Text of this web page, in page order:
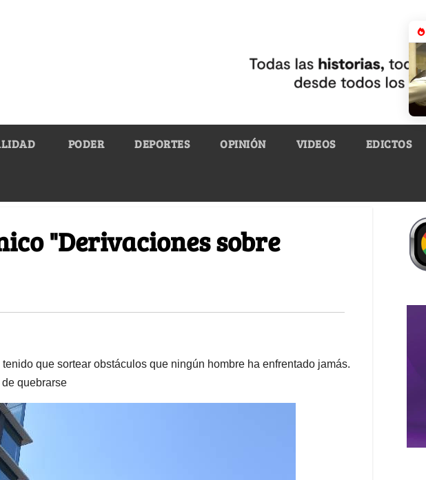
PODER DEPORTES OPINIÓN VIDEOS EDICTOS
"Derivaciones sobre
que sortear obstáculos que ningún hombre ha enfrentado jamás.
quebrarse